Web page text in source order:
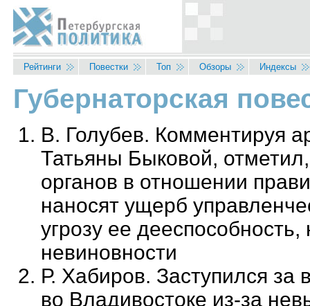
Перейти к основному содержанию
Рейтинги Повестки Топ Обзоры Индексы
Вы здесь
Губернаторская
В. Голубев. Комментируя
Татьяны Быковой,
органов в отношении
наносят ущерб
угрозу ее
невиновности
Р. Хабиров. Заступился за
во Владивостоке из-за